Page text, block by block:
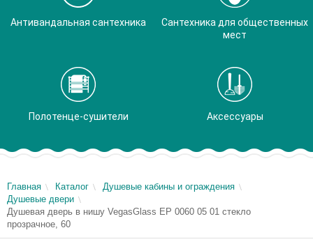
Антивандальная сантехника
Сантехника для общественных
мест
Полотенце-сушители Аксессуары
Главная Каталог
Душевые кабины и ограждения
Душевые двери
Душевая дверь в нишу VegasGlass EP 0060 05 01 стекло
прозрачное, 60